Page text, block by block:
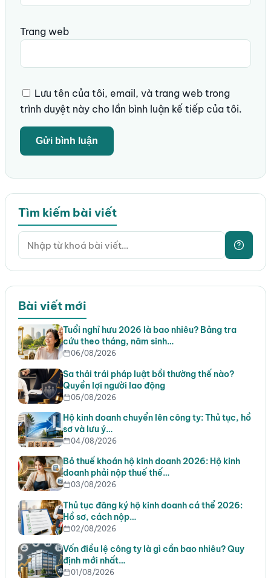
Trang web
Lưu tên của tôi, email, và trang web trong
trình duyệt này cho lần bình luận kế tiếp của tôi.
Tìm kiếm bài viết
Bài viết mới
Tuổi nghỉ hưu 2026 là bao nhiêu? Bảng tra
cứu theo tháng, năm sinh…
06/08/2026
Sa thải trái pháp luật bồi thường thế nào?
Quyền lợi người lao động
05/08/2026
Hộ kinh doanh chuyển lên công ty: Thủ tục, hồ
sơ và lưu ý…
04/08/2026
Bỏ thuế khoán hộ kinh doanh 2026: Hộ kinh
doanh phải nộp thuế thế…
03/08/2026
Thủ tục đăng ký hộ kinh doanh cá thể 2026:
Hồ sơ, cách nộp…
02/08/2026
Vốn điều lệ công ty là gì cần bao nhiêu? Quy
định mới nhất…
01/08/2026